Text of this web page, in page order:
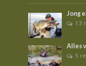
Jong
13
Alles
5